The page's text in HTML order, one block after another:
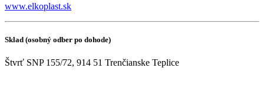
www.elkoplast.sk
Sklad (osobný odber po dohode)
Štvrť SNP 155/72, 914 51 Trenčianske Teplice